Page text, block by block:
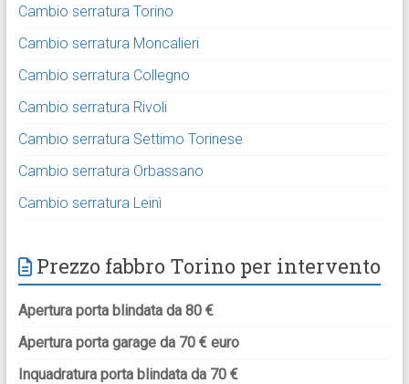
Cambio serratura Torino
Cambio serratura Moncalieri
Cambio serratura Collegno
Cambio serratura Rivoli
Cambio serratura Settimo Torinese
Cambio serratura Orbassano
Cambio serratura Leinì
Prezzo fabbro Torino per intervento
Apertura porta blindata da 80 €
Apertura porta garage da 70 € euro
Inquadratura porta blindata da 70 €